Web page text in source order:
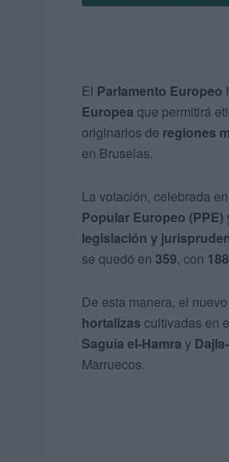
El Parlamento Europeo
Europea que permitirá
originarios de regiones
en Bruselas.
La votación, celebrada
Popular Europeo (PPE)
legislación y
se quedó en 359, con
De esta manera, el nuevo
hortalizas cultivadas en
Saguía el-Hamra y
Marruecos.